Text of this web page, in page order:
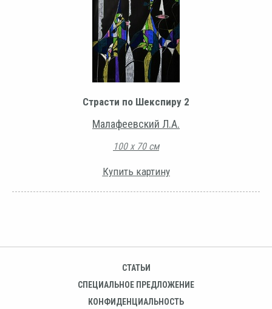
Страсти по Шекспиру 2
Малафеевский Л.А.
100 х 70 см
Купить картину
СТАТЬИ
СПЕЦИАЛЬНОЕ ПРЕДЛОЖЕНИЕ
КОНФИДЕНЦИАЛЬНОСТЬ